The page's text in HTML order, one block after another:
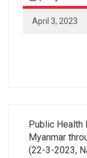
April 3, 2023
Public Health
Myanmar
(22-3-2023,